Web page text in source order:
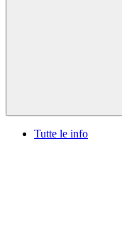
Tutte le info